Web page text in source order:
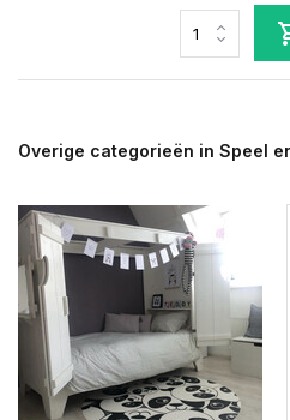
Overige categorieën in Speel